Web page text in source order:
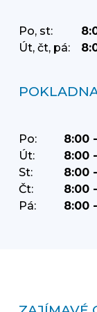
Po, st:
Út, čt, pá:
Po:
8:00
Út:
8:00
St:
8:00
Čt:
8:00
Pá:
8:00